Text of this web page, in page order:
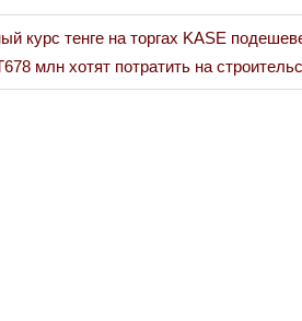
курс тенге на торгах KASE
млн хотят потратить на